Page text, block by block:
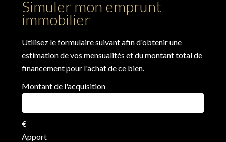
Simuler mon emprunt
immobilier
Utilisez le formulaire suivant afin d'obtenir une
estimation de vos mensualités et du montant total de
financement pour l'achat de ce bien.
Montant de l'acquisition
€
Apport